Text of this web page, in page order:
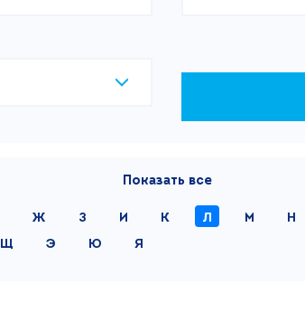
Показать все
Ж З И К Л М Н
Щ Э Ю Я